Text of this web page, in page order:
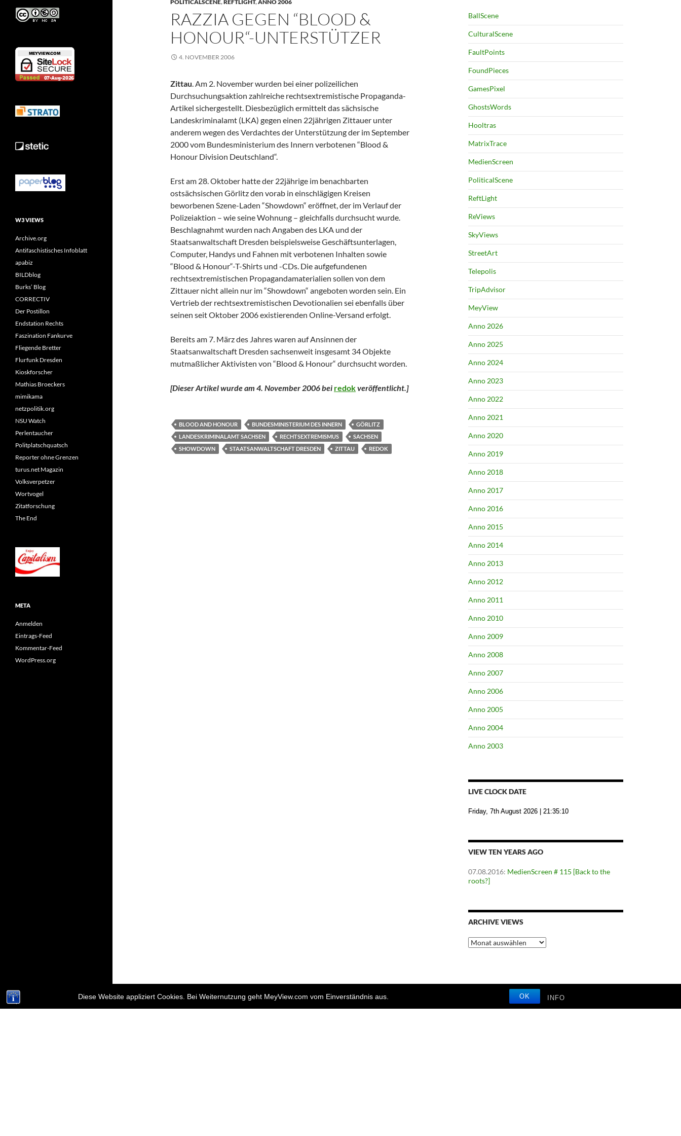
Diese Website appliziert Cookies. Bei Weiternutzung geht MeyView.com vom Einverständnis aus. OK INFO
POLITICALSCENE,REFTLIGHT,ANNO 2006
RAZZIA GEGEN “BLOOD &
HONOUR“-UNTERSTÜTZER
4. NOVEMBER 2006
Zittau. Am 2. November wurden bei einer polizeilichen
Durchsuchungsaktion zahlreiche rechtsextremistische Propaganda-
Artikel sichergestellt. Diesbezüglich ermittelt das sächsische
Landeskriminalamt (LKA) gegen einen 22jährigen Zittauer unter
anderem wegen des Verdachtes der Unterstützung der im September
2000 vom Bundesministerium des Innern verbotenen “Blood &
Honour Division Deutschland“.
Erst am 28. Oktober hatte der 22jährige im benachbarten
ostsächsischen Görlitz den vorab in einschlägigen Kreisen
beworbenen Szene-Laden “Showdown“ eröffnet, der im Verlauf der
Polizeiaktion – wie seine Wohnung – gleichfalls durchsucht wurde.
Beschlagnahmt wurden nach Angaben des LKA und der
Staatsanwaltschaft Dresden beispielsweise Geschäftsunterlagen,
Computer, Handys und Fahnen mit verbotenen Inhalten sowie
“Blood & Honour“-T-Shirts und -CDs. Die aufgefundenen
rechtsextremistischen Propagandamaterialien sollen von dem
Zittauer nicht allein nur im “Showdown“ angeboten worden sein. Ein
Vertrieb der rechtsextremistischen Devotionalien sei ebenfalls über
seinen seit Oktober 2006 existierenden Online-Versand erfolgt.
Bereits am 7. März des Jahres waren auf Ansinnen der
Staatsanwaltschaft Dresden sachsenweit insgesamt 34 Objekte
mutmaßlicher Aktivisten von “Blood & Honour“ durchsucht worden.
[Dieser Artikel wurde am 4. November 2006 bei redokveröffentlicht.]
BLOOD AND HONOUR BUNDESMINISTERIUM DES INNERN
GÖRLITZ
LANDESKRIMINALAMT SACHSEN
RECHTSEXTREMISMUS
SACHSEN
SHOWDOWN
STAATSANWALTSCHAFT DRESDEN ZITTAU REDOK
BallScene
CulturalScene
FaultPoints
FoundPieces
GamesPixel
GhostsWords
Hooltras
MatrixTrace
MedienScreen
PoliticalScene
ReftLight
ReViews
SkyViews
StreetArt
Telepolis
TripAdvisor
MeyView
Anno 2026
Anno 2025
Anno 2024
Anno 2023
Anno 2022
Anno 2021
Anno 2020
Anno 2019
Anno 2018
Anno 2017
Anno 2016
Anno 2015
Anno 2014
Anno 2013
Anno 2012
Anno 2011
Anno 2010
Anno 2009
Anno 2008
Anno 2007
Anno 2006
Anno 2005
Anno 2004
Anno 2003
LIVE CLOCK DATE
Friday, 7th August 2026 | 21:35:11
VIEW TEN YEARS AGO
07.08.2016: MedienScreen # 115 [Back to the
roots?]
ARCHIVE VIEWS
Archive
Views
W3 VIEWS
Archive.org
Antifaschistisches Infoblatt
apabiz
BILDblog
Burks’ Blog
CORRECTIV
Der Postillon
Endstation Rechts
Faszination Fankurve
Fliegende Bretter
Flurfunk Dresden
Kioskforscher
Mathias Broeckers
mimikama
netzpolitik.org
NSU Watch
Perlentaucher
Politplatschquatsch
Reporter ohne Grenzen
turus.net Magazin
Volksverpetzer
Wortvogel
Zitatforschung
The End
META
Anmelden
Eintrags-Feed
Kommentar-Feed
WordPress.org